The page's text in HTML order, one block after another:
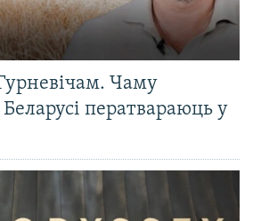
Чаму
ператвараюць у